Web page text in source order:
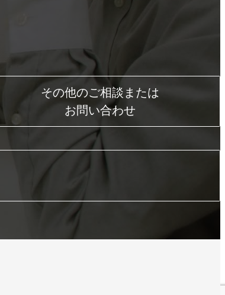
その他のご相談または
お問い合わせ